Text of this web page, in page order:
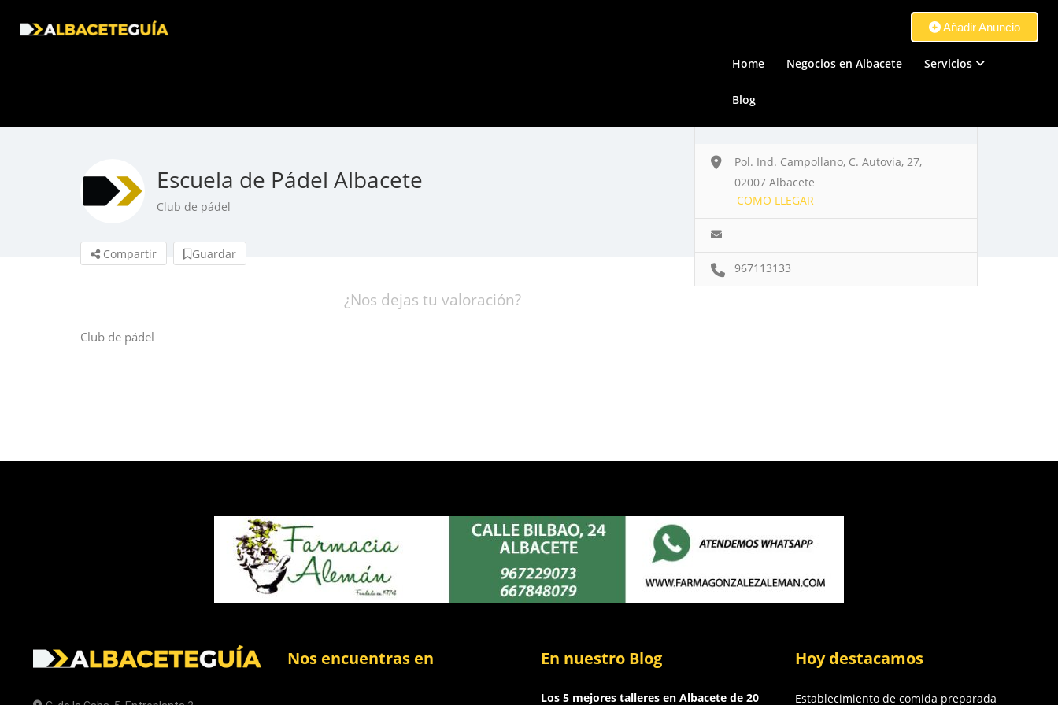
Añadir Anuncio
Home Negocios en Albacete Servicios
Blog
Escuela de Pádel Albacete
Club de pádel
Compartir Guardar
¿Nos dejas tu valoración?
Club de pádel
Pol. Ind. Campollano, C. Autovia, 27,
02007 Albacete
COMO LLEGAR
967113133
Nos encuentras en En nuestro Blog
Los 5 mejores talleres en Albacete de 20
Hoy destacamos
Establecimiento de comida preparada